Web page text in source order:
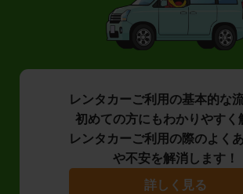
レンタカーご利用の基本的な流
初めての方にもわかりやすく
レンタカーご利用の際のよく
や不安を解消します！
詳しく見る